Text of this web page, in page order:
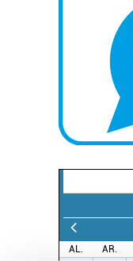
AL. AR.